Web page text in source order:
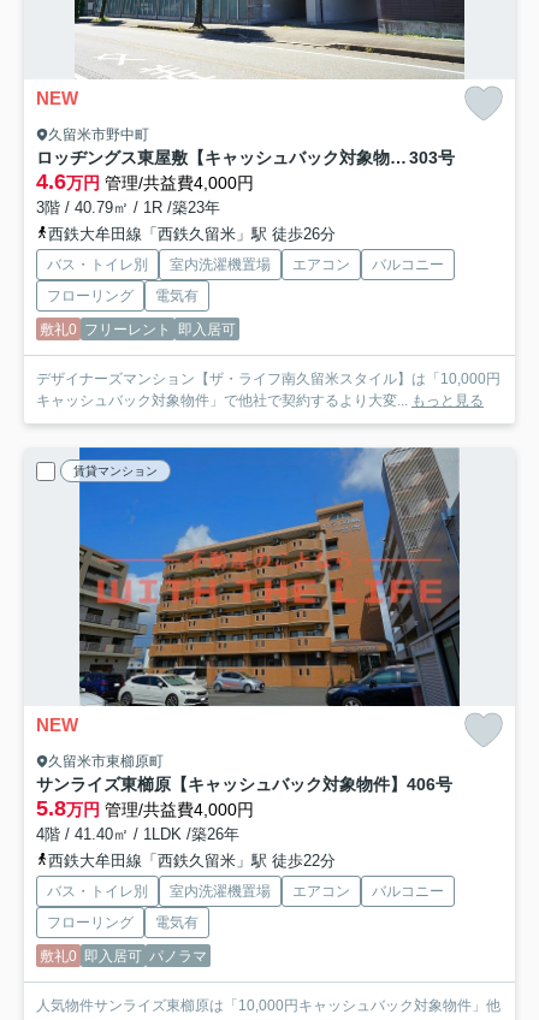
NEW
久留米市野中町
ロッヂングス東屋敷【キャッシュバック対象物件】 303号
4.6万円 管理/共益費4,000円
3階 / 40.79㎡ / 1R /築23年
西鉄大牟田線「西鉄久留米」駅 徒歩26分
バス・トイレ別 室内洗濯機置場 エアコン
バルコニー
フローリング
電気有
敷礼0 フリーレント 即入居可
デザイナーズマンション【ザ・ライフ南久留米スタイル】は「10,000円
キャッシュバック対象物件」で他社で契約するより大変...
もっと見る
賃貸マンション
NEW
久留米市東櫛原町
サンライズ東櫛原【キャッシュバック対象物件】 406号
5.8万円 管理/共益費4,000円
4階 / 41.40㎡ / 1LDK /築26年
西鉄大牟田線「西鉄久留米」駅 徒歩22分
バス・トイレ別 室内洗濯機置場 エアコン
バルコニー
フローリング
電気有
敷礼0 即入居可 パノラマ
人気物件サンライズ東櫛原は「10,000円キャッシュバック対象物件」他